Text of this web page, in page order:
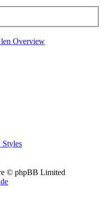
Overview
Styles
© phpBB Limited